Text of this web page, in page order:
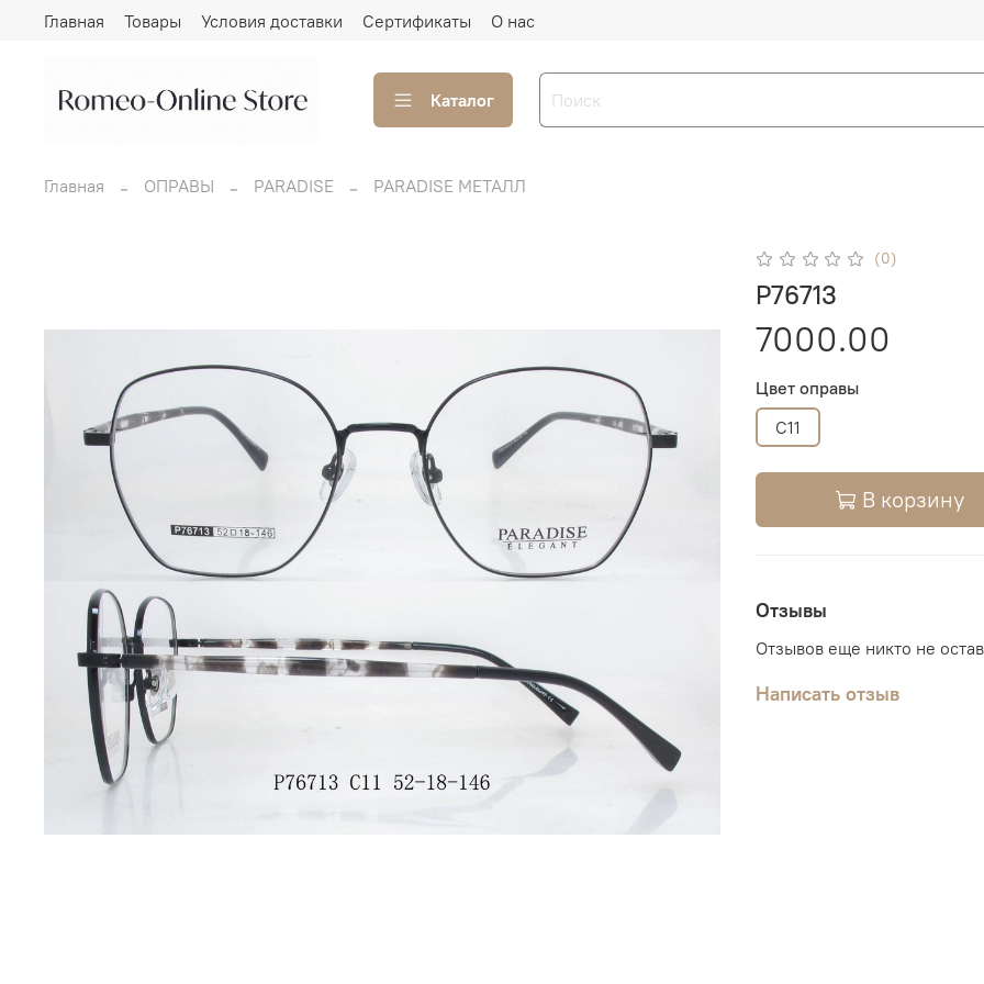
Главная Товары Условия доставки Сертификаты О нас
Каталог
Главная ОПРАВЫ PARADISE PARADISE МЕТАЛЛ
(0)
P76713
7000.00
Цвет оправы
C11
В корзину
Отзывы
Отзывов еще никто не
Написать отзыв